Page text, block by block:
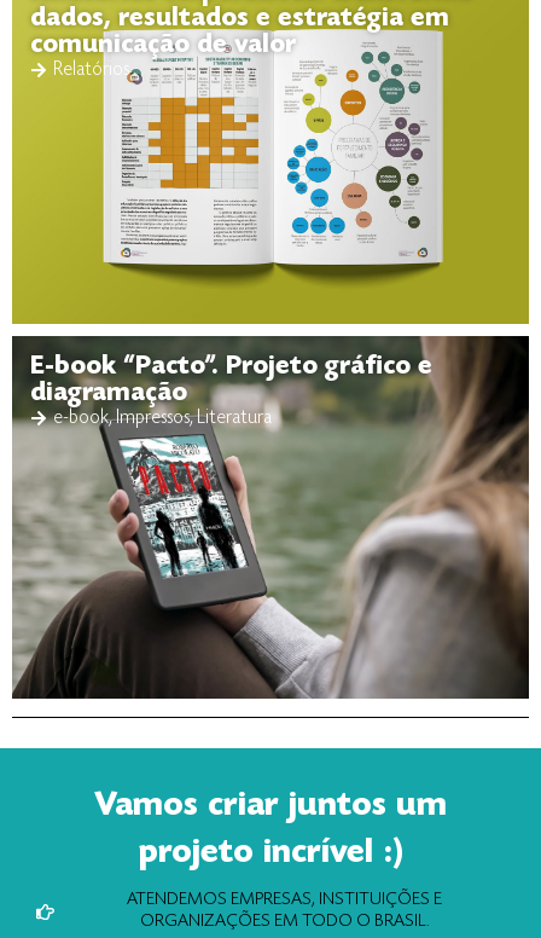
dados, resultados e estratégia em
comunicação de valor
Relatórios
E-book “Pacto”. Projeto gráfico e
diagramação
e-book,Impressos,Literatura
Vamos criar juntos um
projeto incrível :)
ATENDEMOS EMPRESAS, INSTITUIÇÕES E
ORGANIZAÇÕES EM TODO O BRASIL.